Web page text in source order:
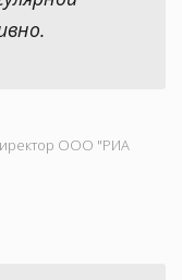
ООО "РИА